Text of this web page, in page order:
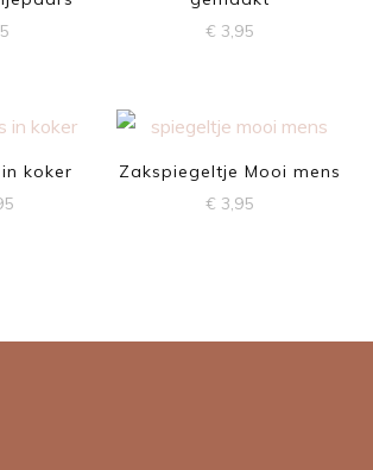
€ 3,95
koker
Zakspiegeltje Mooi mens
€ 3,95